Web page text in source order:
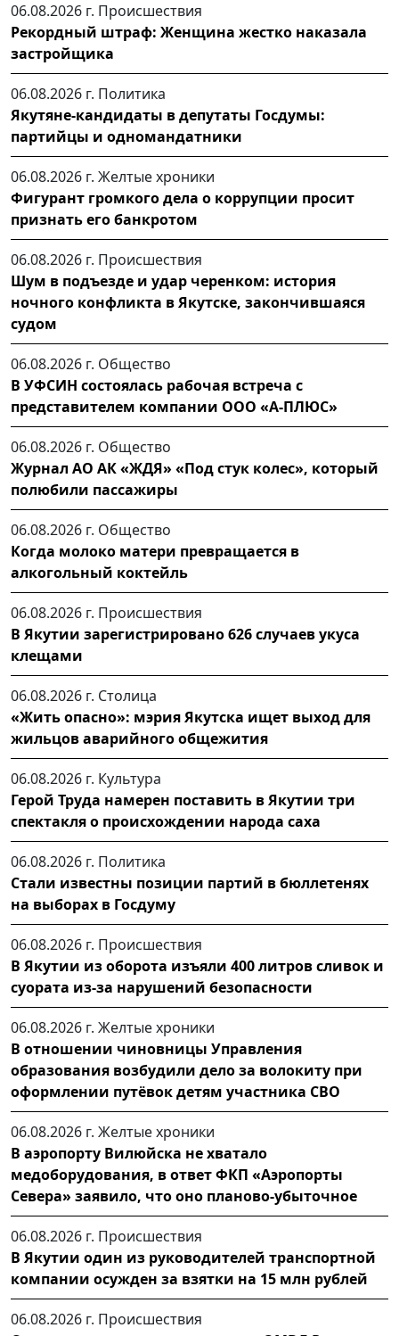
06.08.2026 г. Происшествия
Рекордный штраф: Женщина жестко наказала
застройщика
06.08.2026 г. Политика
Якутяне-кандидаты в депутаты Госдумы:
партийцы и одномандатники
06.08.2026 г. Желтые хроники
Фигурант громкого дела о коррупции просит
признать его банкротом
06.08.2026 г. Происшествия
Шум в подъезде и удар черенком: история
ночного конфликта в Якутске, закончившаяся
судом
06.08.2026 г. Общество
В УФСИН состоялась рабочая встреча с
представителем компании ООО «А-ПЛЮС»
06.08.2026 г. Общество
Журнал АО АК «ЖДЯ» «Под стук колес», который
полюбили пассажиры
06.08.2026 г. Общество
Когда молоко матери превращается в
алкогольный коктейль
06.08.2026 г. Происшествия
В Якутии зарегистрировано 626 случаев укуса
клещами
06.08.2026 г. Столица
«Жить опасно»: мэрия Якутска ищет выход для
жильцов аварийного общежития
06.08.2026 г. Культура
Герой Труда намерен поставить в Якутии три
спектакля о происхождении народа саха
06.08.2026 г. Политика
Стали известны позиции партий в бюллетенях
на выборах в Госдуму
06.08.2026 г. Происшествия
В Якутии из оборота изъяли 400 литров сливок и
суората из-за нарушений безопасности
06.08.2026 г. Желтые хроники
В отношении чиновницы Управления
образования возбудили дело за волокиту при
оформлении путёвок детям участника СВО
06.08.2026 г. Желтые хроники
В аэропорту Вилюйска не хватало
медоборудования, в ответ ФКП «Аэропорты
Севера» заявило, что оно планово-убыточное
06.08.2026 г. Происшествия
В Якутии один из руководителей транспортной
компании осужден за взятки на 15 млн рублей
06.08.2026 г. Происшествия